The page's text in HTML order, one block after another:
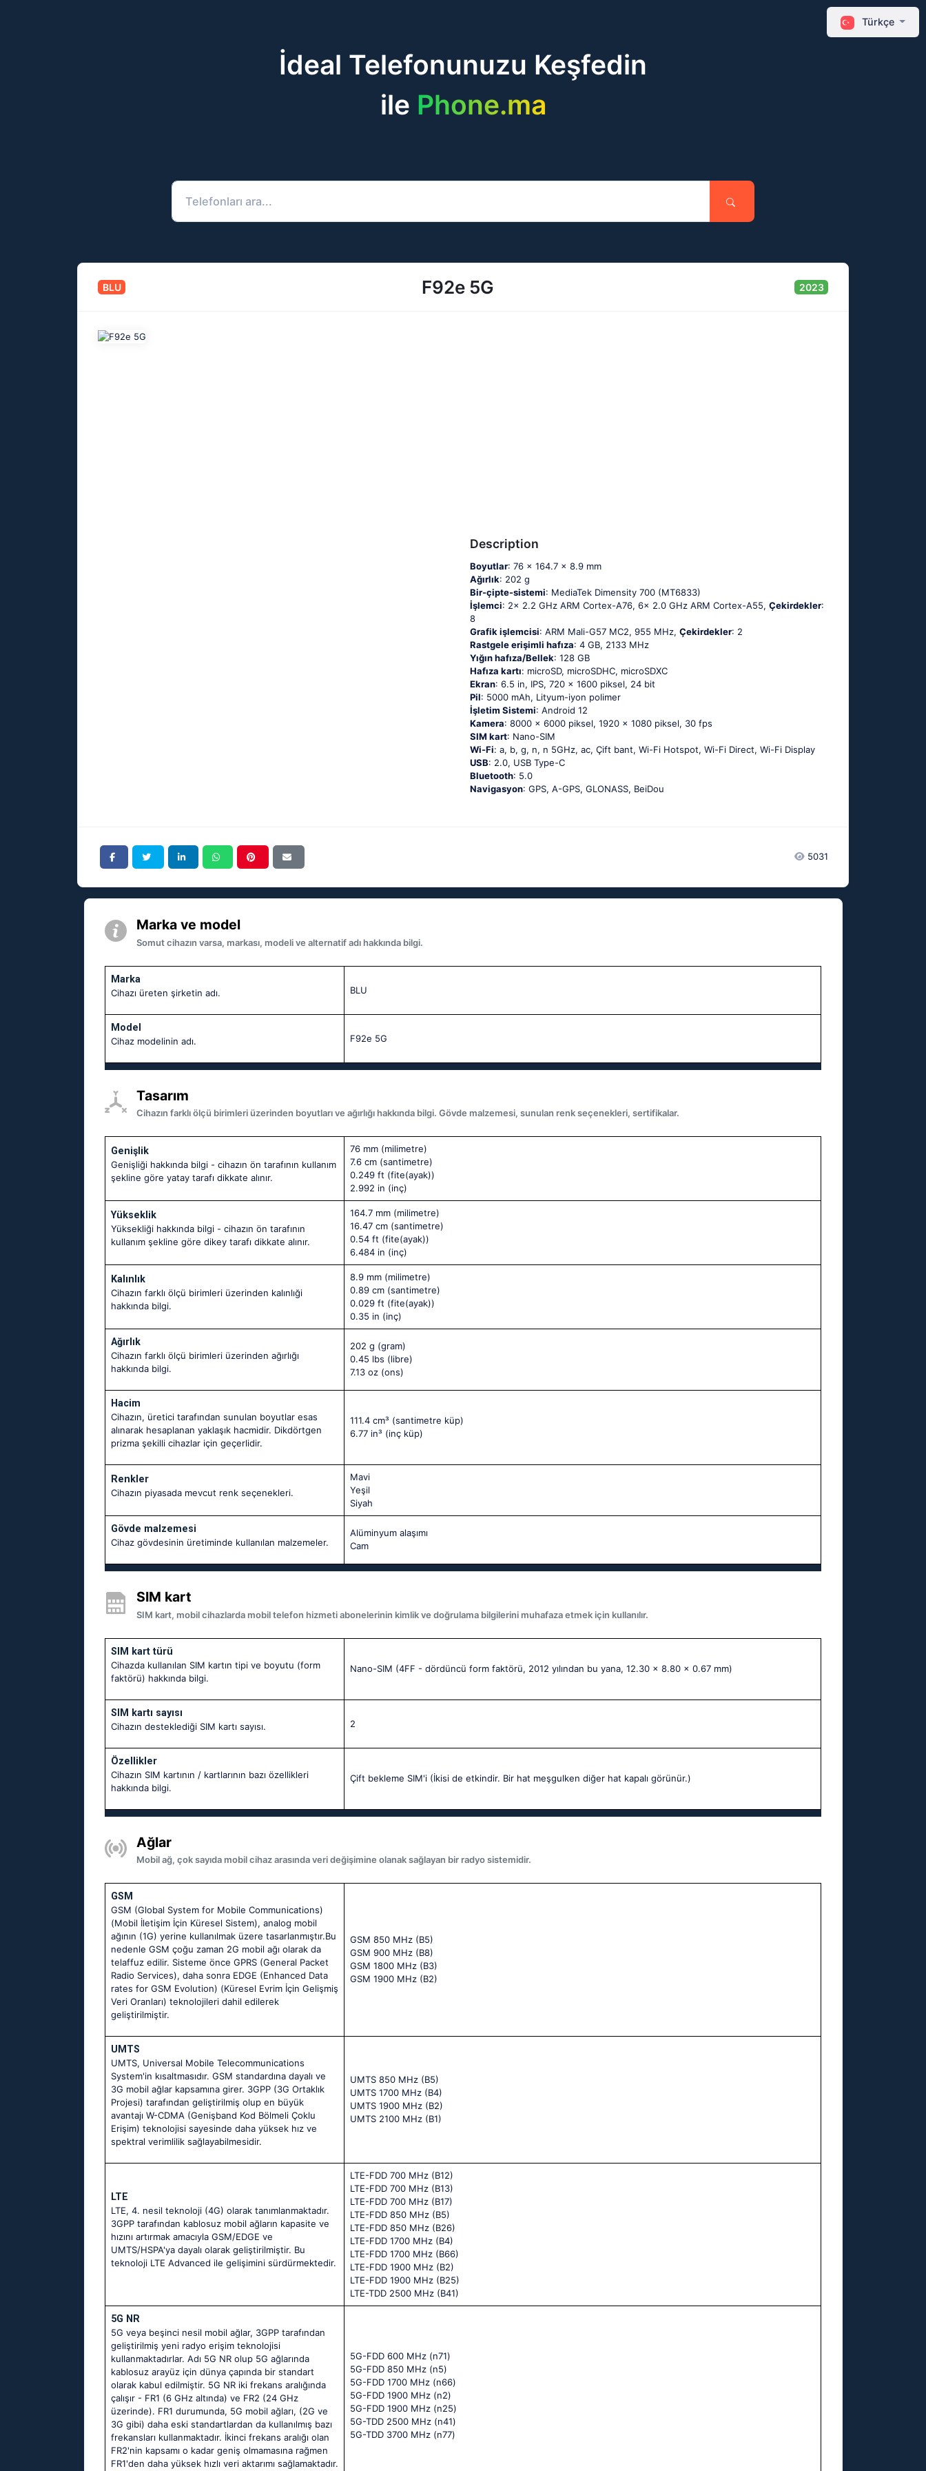
İdeal Telefonunuzu Keşfedin
ile Phone.ma
Türkçe
BLU F92e 5G 2023
Description
Boyutlar: 76 x 164.7 x 8.9 mm
Ağırlık: 202 g
Bir-çipte-sistemi: MediaTek Dimensity 700 (MT6833)
İşlemci: 2x 2.2 GHz ARM Cortex-A76, 6x 2.0 GHz ARM Cortex-A55, Çekirdekler:
8
Grafik işlemcisi: ARM Mali-G57 MC2, 955 MHz, Çekirdekler: 2
Rastgele erişimli hafıza: 4 GB, 2133 MHz
Yığın hafıza/Bellek: 128 GB
Hafıza kartı: microSD, microSDHC, microSDXC
Ekran: 6.5 in, IPS, 720 x 1600 piksel, 24 bit
Pil: 5000 mAh, Lityum-iyon polimer
İşletim Sistemi: Android 12
Kamera: 8000 x 6000 piksel, 1920 x 1080 piksel, 30 fps
SIM kart: Nano-SIM
Wi-Fi: a, b, g, n, n 5GHz, ac, Çift bant, Wi-Fi Hotspot, Wi-Fi Direct, Wi-Fi Display
USB: 2.0, USB Type-C
Bluetooth: 5.0
Navigasyon: GPS, A-GPS, GLONASS, BeiDou
5031
Marka ve model
Somut cihazın varsa, markası, modeli ve alternatif adı hakkında bilgi.
Marka
Cihazı üreten şirketin adı.
BLU
Model
Cihaz modelinin adı.
F92e 5G
Tasarım
Cihazın farklı ölçü birimleri üzerinden boyutları ve ağırlığı hakkında bilgi. Gövde malzemesi, sunulan renk seçenekleri, sertifikalar.
Genişlik
Genişliği hakkında bilgi - cihazın ön tarafının kullanım
şekline göre yatay tarafı dikkate alınır.
76 mm (milimetre)
7.6 cm (santimetre)
0.249 ft (fite(ayak))
2.992 in (inç)
Yükseklik
Yüksekliği hakkında bilgi - cihazın ön tarafının
kullanım şekline göre dikey tarafı dikkate alınır.
164.7 mm (milimetre)
16.47 cm (santimetre)
0.54 ft (fite(ayak))
6.484 in (inç)
Kalınlık
Cihazın farklı ölçü birimleri üzerinden kalınlıği
hakkında bilgi.
8.9 mm (milimetre)
0.89 cm (santimetre)
0.029 ft (fite(ayak))
0.35 in (inç)
Ağırlık
Cihazın farklı ölçü birimleri üzerinden ağırlığı
hakkında bilgi.
202 g (gram)
0.45 lbs (libre)
7.13 oz (ons)
Hacim
Cihazın, üretici tarafından sunulan boyutlar esas
alınarak hesaplanan yaklaşık hacmidir. Dikdörtgen
prizma şekilli cihazlar için geçerlidir.
111.4 cm³ (santimetre küp)
6.77 in³ (inç küp)
Renkler
Cihazın piyasada mevcut renk seçenekleri.
Mavi
Yeşil
Siyah
Gövde malzemesi
Cihaz gövdesinin üretiminde kullanılan malzemeler.
Alüminyum alaşımı
Cam
SIM kart
SIM kart, mobil cihazlarda mobil telefon hizmeti abonelerinin kimlik ve doğrulama bilgilerini muhafaza etmek için kullanılır.
SIM kart türü
Cihazda kullanılan SIM kartın tipi ve boyutu (form
faktörü) hakkında bilgi.
Nano-SIM (4FF - dördüncü form faktörü, 2012 yılından bu yana, 12.30 x 8.80 x 0.67 mm)
SIM kartı sayısı
Cihazın desteklediği SIM kartı sayısı.
2
Özellikler
Cihazın SIM kartının / kartlarının bazı özellikleri
hakkında bilgi.
Çift bekleme SIM'i (İkisi de etkindir. Bir hat meşgulken diğer hat kapalı görünür.)
Ağlar
Mobil ağ, çok sayıda mobil cihaz arasında veri değişimine olanak sağlayan bir radyo sistemidir.
GSM
GSM (Global System for Mobile Communications)
(Mobil İletişim İçin Küresel Sistem), analog mobil
ağının (1G) yerine kullanılmak üzere tasarlanmıştır.Bu
nedenle GSM çoğu zaman 2G mobil ağı olarak da
telaffuz edilir. Sisteme önce GPRS (General Packet
Radio Services), daha sonra EDGE (Enhanced Data
rates for GSM Evolution) (Küresel Evrim İçin Gelişmiş
Veri Oranları) teknolojileri dahil edilerek
geliştirilmiştir.
GSM 850 MHz (B5)
GSM 900 MHz (B8)
GSM 1800 MHz (B3)
GSM 1900 MHz (B2)
UMTS
UMTS, Universal Mobile Telecommunications
System'in kısaltmasıdır. GSM standardına dayalı ve
3G mobil ağlar kapsamına girer. 3GPP (3G Ortaklık
Projesi) tarafından geliştirilmiş olup en büyük
avantajı W-CDMA (Genişband Kod Bölmeli Çoklu
Erişim) teknolojisi sayesinde daha yüksek hız ve
spektral verimlilik sağlayabilmesidir.
UMTS 850 MHz (B5)
UMTS 1700 MHz (B4)
UMTS 1900 MHz (B2)
UMTS 2100 MHz (B1)
LTE
LTE, 4. nesil teknoloji (4G) olarak tanımlanmaktadır.
3GPP tarafından kablosuz mobil ağların kapasite ve
hızını artırmak amacıyla GSM/EDGE ve
UMTS/HSPA'ya dayalı olarak geliştirilmiştir. Bu
teknoloji LTE Advanced ile gelişimini sürdürmektedir.
LTE-FDD 700 MHz (B12)
LTE-FDD 700 MHz (B13)
LTE-FDD 700 MHz (B17)
LTE-FDD 850 MHz (B5)
LTE-FDD 850 MHz (B26)
LTE-FDD 1700 MHz (B4)
LTE-FDD 1700 MHz (B66)
LTE-FDD 1900 MHz (B2)
LTE-FDD 1900 MHz (B25)
LTE-TDD 2500 MHz (B41)
5G NR
5G veya beşinci nesil mobil ağlar, 3GPP tarafından
geliştirilmiş yeni radyo erişim teknolojisi
kullanmaktadırlar. Adı 5G NR olup 5G ağlarında
kablosuz arayüz için dünya çapında bir standart
olarak kabul edilmiştir. 5G NR iki frekans aralığında
çalışır - FR1 (6 GHz altında) ve FR2 (24 GHz
üzerinde). FR1 durumunda, 5G mobil ağları, (2G ve
3G gibi) daha eski standartlardan da kullanılmış bazı
frekansları kullanmaktadır. İkinci frekans aralığı olan
FR2'nin kapsamı o kadar geniş olmamasına rağmen
FR1'den daha yüksek hızlı veri aktarımı sağlamaktadır.
5G-FDD 600 MHz (n71)
5G-FDD 850 MHz (n5)
5G-FDD 1700 MHz (n66)
5G-FDD 1900 MHz (n2)
5G-FDD 1900 MHz (n25)
5G-TDD 2500 MHz (n41)
5G-TDD 3700 MHz (n77)